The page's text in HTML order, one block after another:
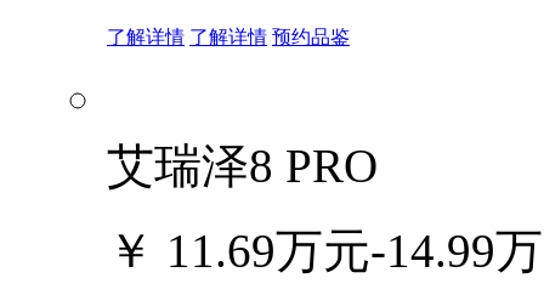
了解详情 了解详情 预约品鉴
艾瑞泽8 PRO
￥ 11.69万元-14.99